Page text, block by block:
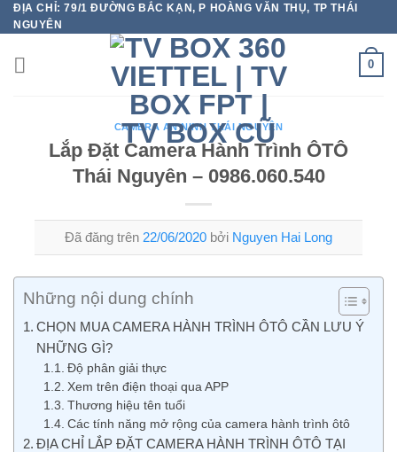
Chuyển
đến
nội
dung
ĐỊA CHỈ: 79/1 ĐƯỜNG BẮC KẠN, P HOÀNG VĂN THỤ, TP THÁI
NGUYÊN
0
CAMERA AN NINH THÁI NGUYÊN
Lắp Đặt Camera Hành Trình ÔTÔ
Thái Nguyên – 0986.060.540
Đã đăng trên 22/06/2020 bởi Nguyen Hai Long
Những nội dung chính
CHỌN MUA CAMERA HÀNH TRÌNH ÔTÔ CẦN LƯU Ý
NHỮNG GÌ?
Độ phân giải thực
Xem trên điện thoại qua APP
Thương hiệu tên tuổi
Các tính năng mở rộng của camera hành trình ôtô
ĐỊA CHỈ LẮP ĐẶT CAMERA HÀNH TRÌNH ÔTÔ TẠI